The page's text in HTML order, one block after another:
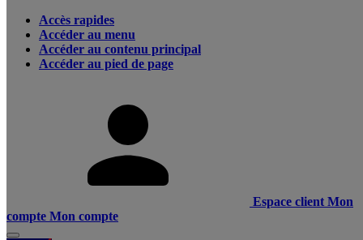
Accès rapides
Accéder au menu
Accéder au contenu principal
Accéder au pied de page
Espace client Mon
compte Mon compte